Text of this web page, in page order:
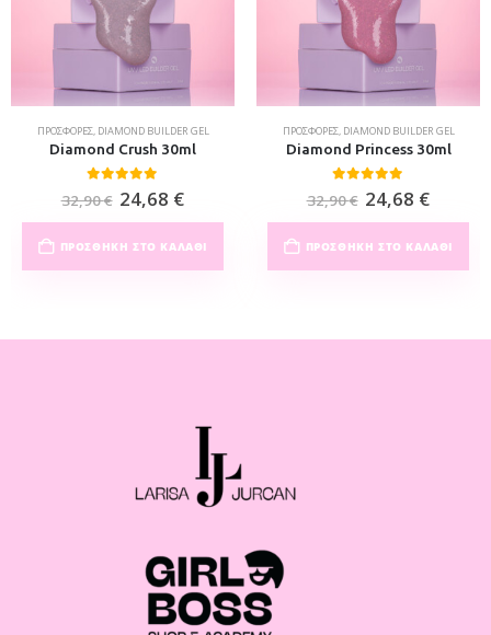
ΠΡΟΣΦΟΡΈΣ, DIAMOND BUILDER GEL
Diamond Crush 30ml
out of 5
32,90€ 24,68 €
ΠΡΟΣΘΉΚΗ ΣΤΟ ΚΑΛΆΘΙ
ΠΡΟΣΦΟΡΈΣ, DIAMOND BUILDER GEL
Diamond Princess 30ml
out of 5
32,90€ 24,68 €
ΠΡΟΣΘΉΚΗ ΣΤΟ ΚΑΛΆΘΙ